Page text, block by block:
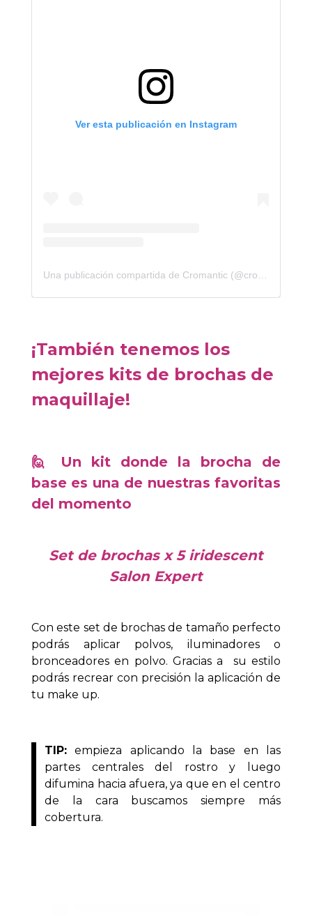
Ver esta publicación en Instagram
¡También tenemos los
mejores kits de brochas de
maquillaje!
🙋 Un kit donde la brocha de
base es una de nuestras favoritas
del momento
Set de brochas x 5 iridescent
Salon Expert
Con este set de brochas de tamaño perfecto
podrás aplicar polvos, iluminadores o
bronceadores en polvo. Gracias a su estilo
podrás recrear con precisión la aplicación de
tu make up.
TIP: empieza aplicando la base en las
partes centrales del rostro y luego
difumina hacia afuera, ya que en el centro
de la cara buscamos siempre más
cobertura.